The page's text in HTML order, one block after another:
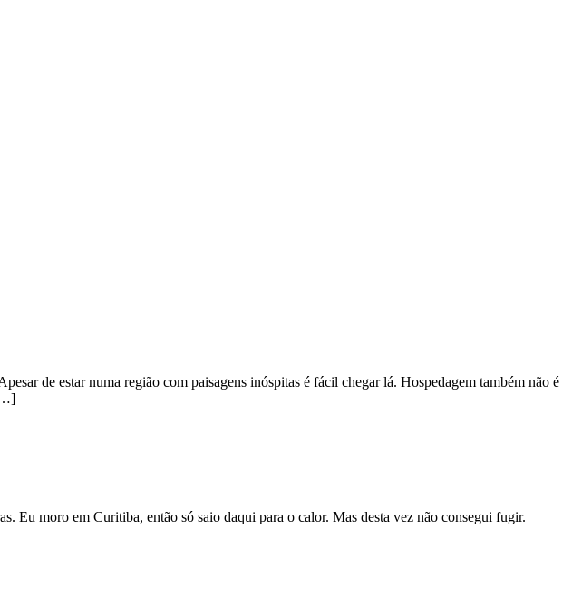
de estar numa região com paisagens inóspitas é fácil chegar lá. Hospedagem também não é
Eu moro em Curitiba, então só saio daqui para o calor. Mas desta vez não consegui fugir.